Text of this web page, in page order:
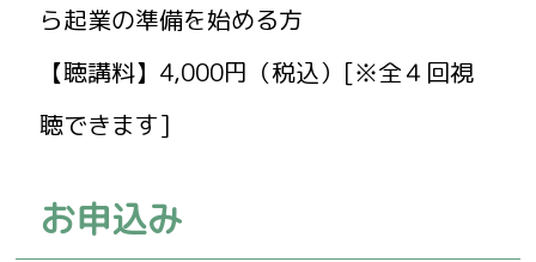
ら起業の準備を始める方
【聴講料】4,000円（税込）[※全４回視
聴できます]
お申込み